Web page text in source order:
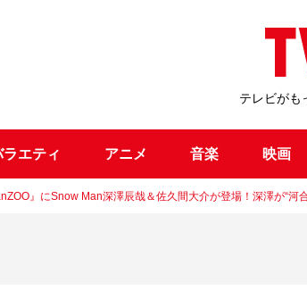
テレビがも
ラエティ アニメ 音楽 映画
』にSnow Man深澤辰哉＆佐久間大介が登場！深澤が“河